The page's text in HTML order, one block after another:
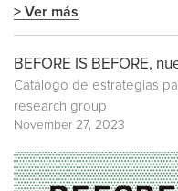
> Ver más
BEFORE IS BEFORE,
Catálogo de estrategias
research group
November 27, 2023